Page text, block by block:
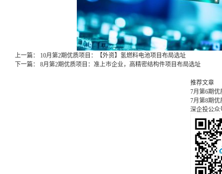
上一篇： 10月第2期优质项目：【外资】氢燃料电池项目布局选址
下一篇： 8月第2期优质项目：准上市企业，高精密结构件项目布局选址
推荐文章
7月第6期
7月第8期
深企投公众